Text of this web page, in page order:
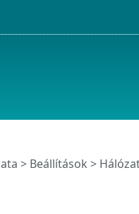
> Beállítások >